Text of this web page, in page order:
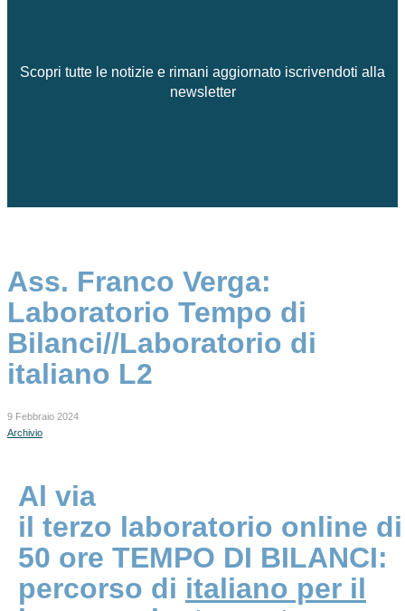
Scopri tutte le notizie e rimani aggiornato iscrivendoti alla
newsletter
Ass. Franco Verga:
Laboratorio Tempo di
Bilanci//Laboratorio di
italiano L2
9 Febbraio 2024
Archivio
Al via
il terzo laboratorio online di
50 ore TEMPO DI BILANCI:
percorso di italiano per il